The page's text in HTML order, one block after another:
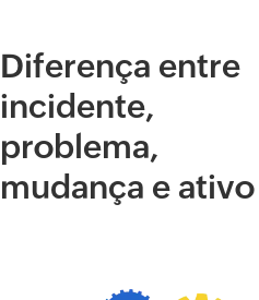
Diferença entre
incidente,
problema,
mudança e ativo